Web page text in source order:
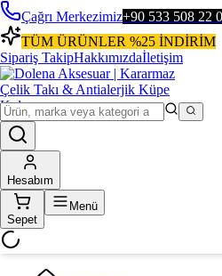
Çağrı Merkezimiz+90 533 508 22
TÜM ÜRÜNLER %25 İNDİRİM
Sipariş TakipHakkımızdaİletişim
Hesabım
Sepet
Menü